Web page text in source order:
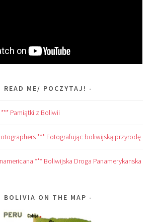
READ ME/ POCZYTAJ!
Pamiątki z Boliwii
*** Fotografując boliwijską przyrodę
*** Boliwijska Droga Panamerykanska
BOLIVIA ON THE MAP